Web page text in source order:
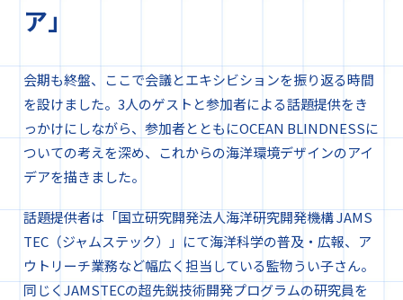
ア」
会期も終盤、ここで会議とエキシビションを振り返る時間
を設けました。3人のゲストと参加者による話題提供をき
っかけにしながら、参加者とともにOCEAN BLINDNESSに
ついての考えを深め、これからの海洋環境デザインのアイ
デアを描きました。
話題提供者は「国立研究開発法人海洋研究開発機構 JAMS
TEC（ジャムステック）」にて海洋科学の普及・広報、ア
ウトリーチ業務など幅広く担当している監物うい子さん。
同じくJAMSTECの超先鋭技術開発プログラムの研究員を